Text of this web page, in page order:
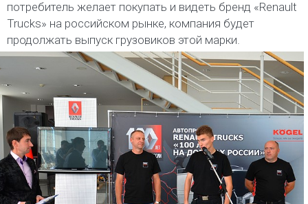
потребитель желает покупать и видеть бренд «Renault
Trucks» на российском рынке, компания будет
продолжать выпуск грузовиков этой марки.